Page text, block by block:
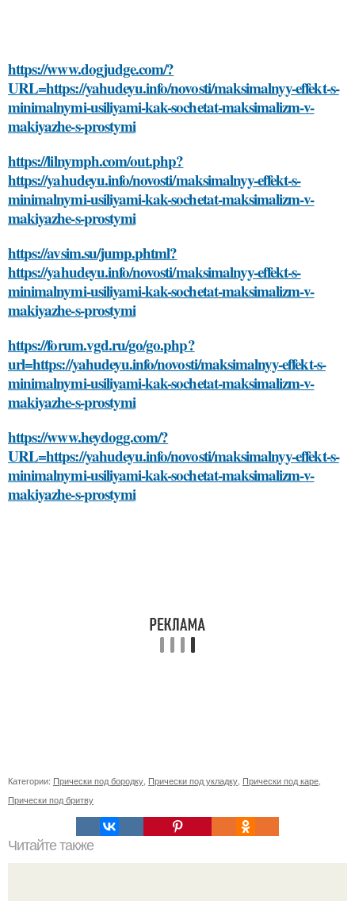
https://www.dogjudge.com/?
URL=https://yahudeyu.info/novosti/maksimalnyy-effekt-s-
minimalnymi-usiliyami-kak-sochetat-maksimalizm-v-
makiyazhe-s-prostymi
https://lilnymph.com/out.php?
https://yahudeyu.info/novosti/maksimalnyy-effekt-s-
minimalnymi-usiliyami-kak-sochetat-maksimalizm-v-
makiyazhe-s-prostymi
https://avsim.su/jump.phtml?
https://yahudeyu.info/novosti/maksimalnyy-effekt-s-
minimalnymi-usiliyami-kak-sochetat-maksimalizm-v-
makiyazhe-s-prostymi
https://forum.vgd.ru/go/go.php?
url=https://yahudeyu.info/novosti/maksimalnyy-effekt-s-
minimalnymi-usiliyami-kak-sochetat-maksimalizm-v-
makiyazhe-s-prostymi
https://www.heydogg.com/?
URL=https://yahudeyu.info/novosti/maksimalnyy-effekt-s-
minimalnymi-usiliyami-kak-sochetat-maksimalizm-v-
makiyazhe-s-prostymi
Категории: Прически под бородку, Прически под укладку, Прически под каре,
Прически под бритву
Читайте также